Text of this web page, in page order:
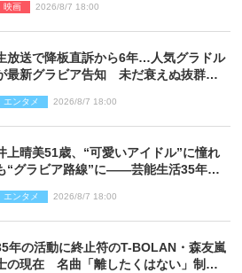
映画 2026/8/7 18:00
放送で降板直訴から6年…人気グラドル
最新グラビア告知 未だ衰えぬ抜群ス
エンタメ 2026/8/7 18:00
上晴美51歳、“可愛いアイドル”に憧れ
“グラビア路線”に――芸能生活35年を
エンタメ 2026/8/7 18:00
年の活動に終止符のT-BOLAN・森友嵐
の現在 名曲「離したくはない」制作